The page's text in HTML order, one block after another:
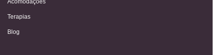
Terapias
Blog